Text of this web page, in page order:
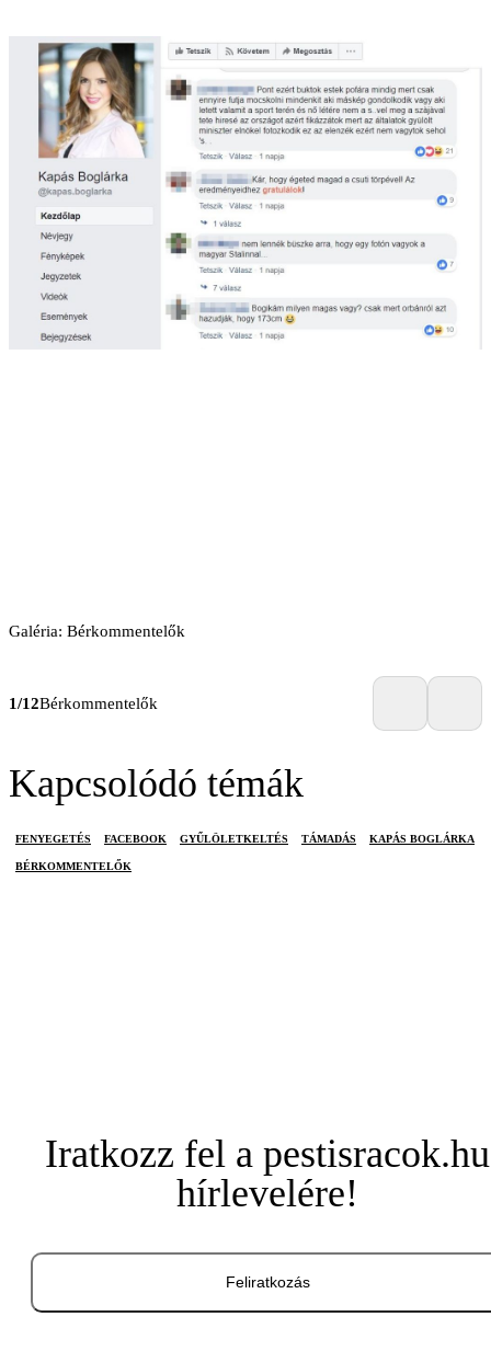
Galéria: Bérkommentelők
1/12Bérkommentelők
Kapcsolódó témák
FENYEGETÉS FACEBOOK GYŰLÖLETKELTÉS TÁMADÁS KAPÁS BOGLÁRKA
BÉRKOMMENTELŐK
Iratkozz fel a pestisracok.hu
hírlevelére!
Feliratkozás